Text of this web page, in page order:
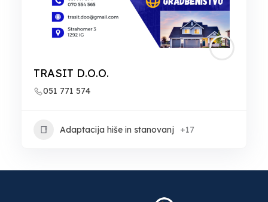
TRASIT D.O.O.
051 771 574
Adaptacija hiše in stanovanj +17